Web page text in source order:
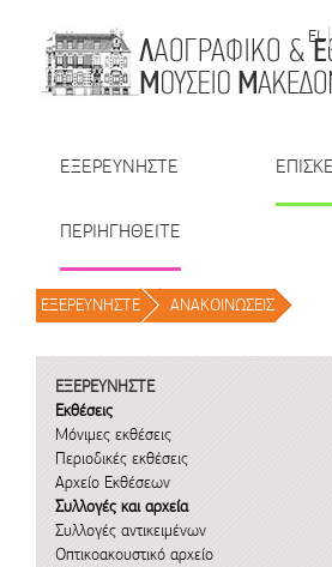
EL
ΕΞΕΡΕΥΝΗΣΤΕ
ΠΕΡΙΗΓΗΘΕΙΤΕ
ΕΞΕΡΕΥΝΗΣΤΕ / ΑΝΑΚΟΙΝΩΣΕΙΣ /
ΕΞΕΡΕΥΝΗΣΤΕ
Εκθέσεις
Μόνιμες εκθέσεις
Περιοδικές εκθέσεις
Αρχείο Εκθέσεων
Συλλογές και αρχεία
Συλλογές αντικειμένων
Οπτικοακουστικό αρχείο